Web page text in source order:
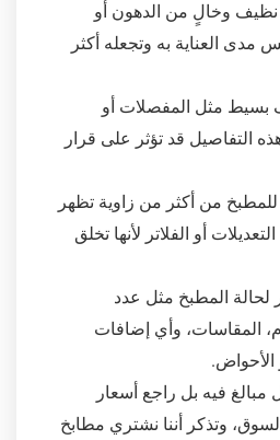
نظيف وخالٍ من الدهون أو
مدى العناية به وتجعله أكثر
بسيط مثل المفصلات أو
هذه التفاصيل قد تؤثر على قرار
من أكثر من زاوية تظهر
أو الفلاتر لأنها تخلق
المطبخ مثل عدد
المقاسات، وأي إضافات
مبالغ فيه بل راجع أسعار
وتذكر أننا نشتري مطابخ